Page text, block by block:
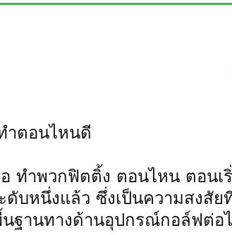
ำตอนไหนดี
ทำพวกฟิตติ้ง ตอนไหน ตอนเ
บหนึ่งแล้ว ซึ่งเป็นความสงสัย
ฐานทางด้านอุปกรณ์กอล์ฟต่อ